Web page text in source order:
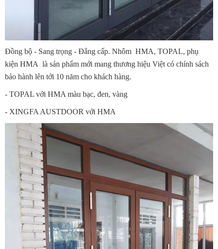
Đồng bộ - Sang trọng - Đẳng cấp. Nhôm HMA, TOPAL, phụ
kiện HMA là sản phẩm mới mang thương hiệu Việt có chính sách
bảo hành lên tới 10 năm cho khách hàng.
- TOPAL với HMA màu bạc, đen, vàng
- XINGFA AUSTDOOR với HMA